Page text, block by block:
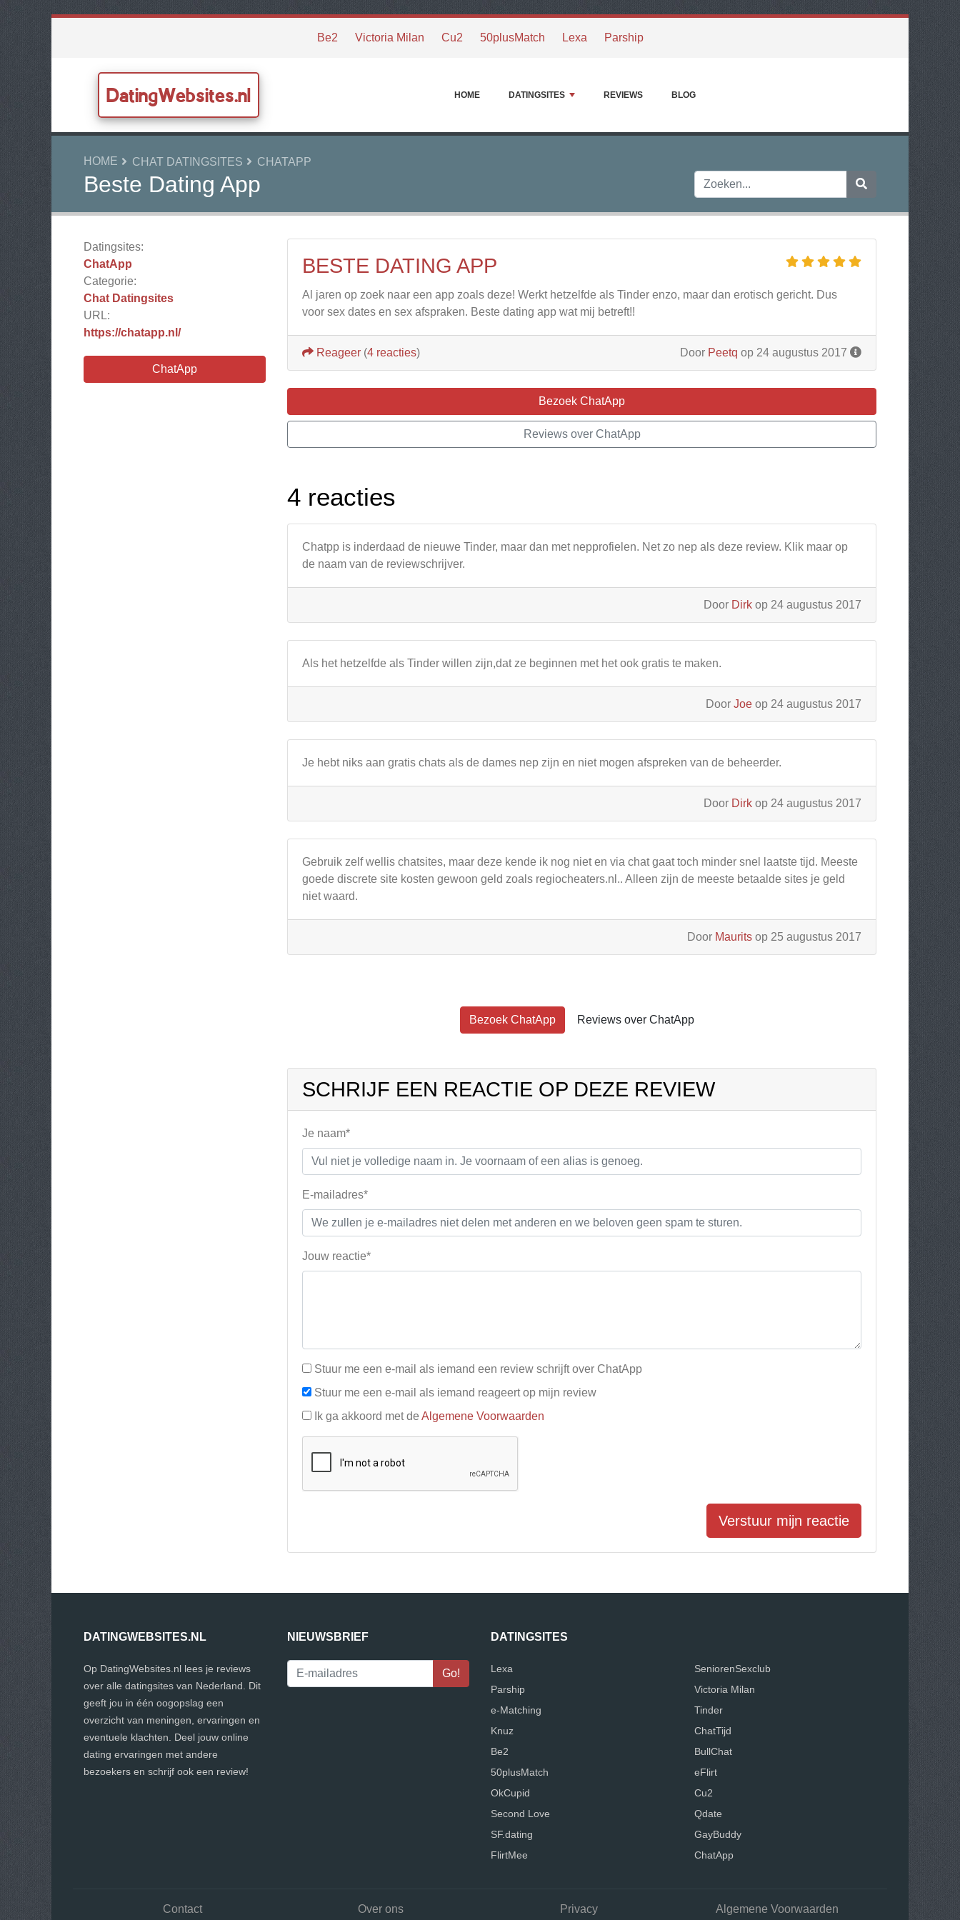
Be2 Victoria Milan Cu2 50plusMatch Lexa Parship
DatingWebsites.nl HOME DATINGSITES REVIEWS BLOG
HOME CHAT DATINGSITES CHATAPP
Beste Dating App
Datingsites:
ChatApp
Categorie:
Chat Datingsites
URL:
https://chatapp.nl/
ChatApp
BESTE DATING APP
Al jaren op zoek naar een app zoals deze! Werkt hetzelfde als Tinder enzo, maar dan erotisch gericht. Dus
voor sex dates en sex afspraken. Beste dating app wat mij betreft!!
Door Peetq op 24 augustus 2017
Reageer (4 reacties)
Bezoek ChatApp
Reviews over ChatApp
4 reacties
Chatpp is inderdaad de nieuwe Tinder, maar dan met nepprofielen. Net zo nep als deze review. Klik maar op
de naam van de reviewschrijver.
Door Dirk op 24 augustus 2017
Als het hetzelfde als Tinder willen zijn,dat ze beginnen met het ook gratis te maken.
Door Joe op 24 augustus 2017
Je hebt niks aan gratis chats als de dames nep zijn en niet mogen afspreken van de beheerder.
Door Dirk op 24 augustus 2017
Gebruik zelf wellis chatsites, maar deze kende ik nog niet en via chat gaat toch minder snel laatste tijd. Meeste
goede discrete site kosten gewoon geld zoals regiocheaters.nl.. Alleen zijn de meeste betaalde sites je geld
niet waard.
Door Maurits op 25 augustus 2017
Bezoek ChatApp Reviews over ChatApp
SCHRIJF EEN REACTIE OP DEZE REVIEW
Je naam*
E-mailadres*
Jouw reactie*
Stuur me een e-mail als iemand een review schrijft over ChatApp
Stuur me een e-mail als iemand reageert op mijn review
Ik ga akkoord met de Algemene Voorwaarden
Verstuur mijn reactie
DATINGWEBSITES.NL
Op DatingWebsites.nl lees je reviews
over alle datingsites van Nederland. Dit
geeft jou in één oogopslag een
overzicht van meningen, ervaringen en
eventuele klachten. Deel jouw online
dating ervaringen met andere
bezoekers en schrijf ook een review!
NIEUWSBRIEF DATINGSITES
Lexa
Parship
e-Matching
Knuz
Be2
50plusMatch
OkCupid
Second Love
SF.dating
FlirtMee
SeniorenSexclub
Victoria Milan
Tinder
ChatTijd
BullChat
eFlirt
Cu2
Qdate
GayBuddy
ChatApp
Contact Over ons Privacy Algemene Voorwaarden